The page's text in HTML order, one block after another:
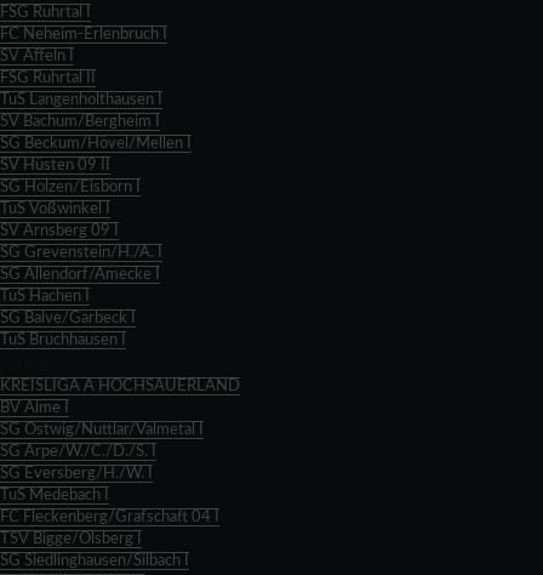
FSG Ruhrtal I
FC Neheim-Erlenbruch I
SV Affeln I
FSG Ruhrtal II
TuS Langenholthausen I
SV Bachum/Bergheim I
SG Beckum/Hövel/Mellen I
SV Hüsten 09 II
SG Holzen/Eisborn I
TuS Voßwinkel I
SV Arnsberg 09 I
SG Grevenstein/H./A. I
SG Allendorf/Amecke I
TuS Hachen I
SG Balve/Garbeck I
TuS Bruchhausen I
KREISLIGA A HOCHSAUERLAND
BV Alme I
SG Ostwig/Nuttlar/Valmetal I
SG Arpe/W./C./D./S. I
SG Eversberg/H./W. I
TuS Medebach I
FC Fleckenberg/Grafschaft 04 I
TSV Bigge/Olsberg I
SG Siedlinghausen/Silbach I